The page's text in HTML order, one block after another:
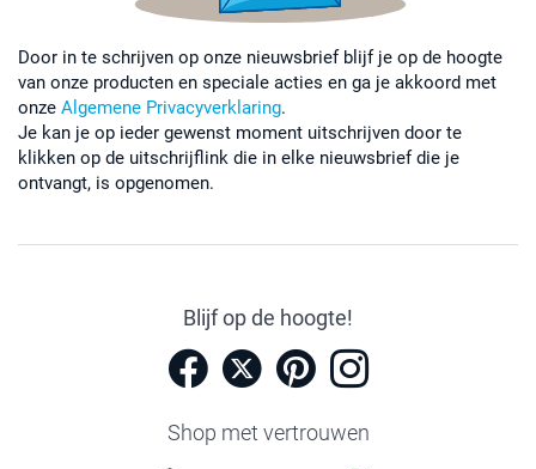
Door in te schrijven op onze nieuwsbrief blijf je op de hoogte
van onze producten en speciale acties en ga je akkoord met
onze Algemene Privacyverklaring.
Je kan je op ieder gewenst moment uitschrijven door te
klikken op de uitschrijflink die in elke nieuwsbrief die je
ontvangt, is opgenomen.
Blijf op de hoogte!
Shop met vertrouwen